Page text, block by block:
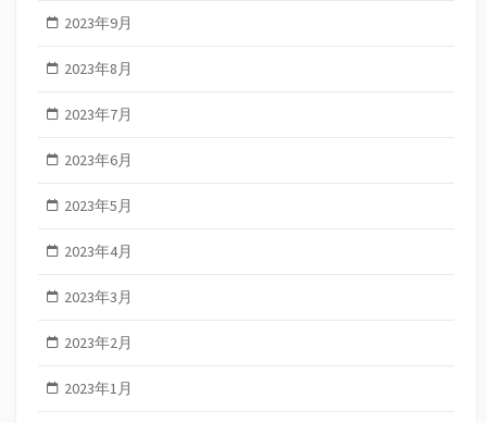
2023年9月
2023年8月
2023年7月
2023年6月
2023年5月
2023年4月
2023年3月
2023年2月
2023年1月